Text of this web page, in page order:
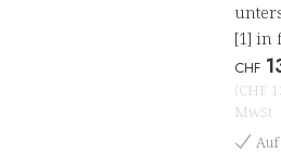
[1] in
CHF
(CHF
MwSt